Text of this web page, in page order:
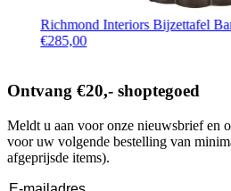
Richmond Interiors Bijzettafel
€285,00
Ontvang €20,- shoptegoed
Meldt u aan voor onze nieuwsbrief en
voor uw volgende bestelling van
afgeprijsde items).